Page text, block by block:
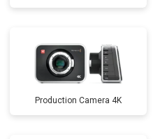
Production Camera 4K